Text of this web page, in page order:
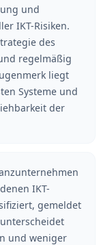
und
IKT-Risiken.
des
regelmäßig
liegt
Systeme und
der
IKT-
gemeldet
und weniger